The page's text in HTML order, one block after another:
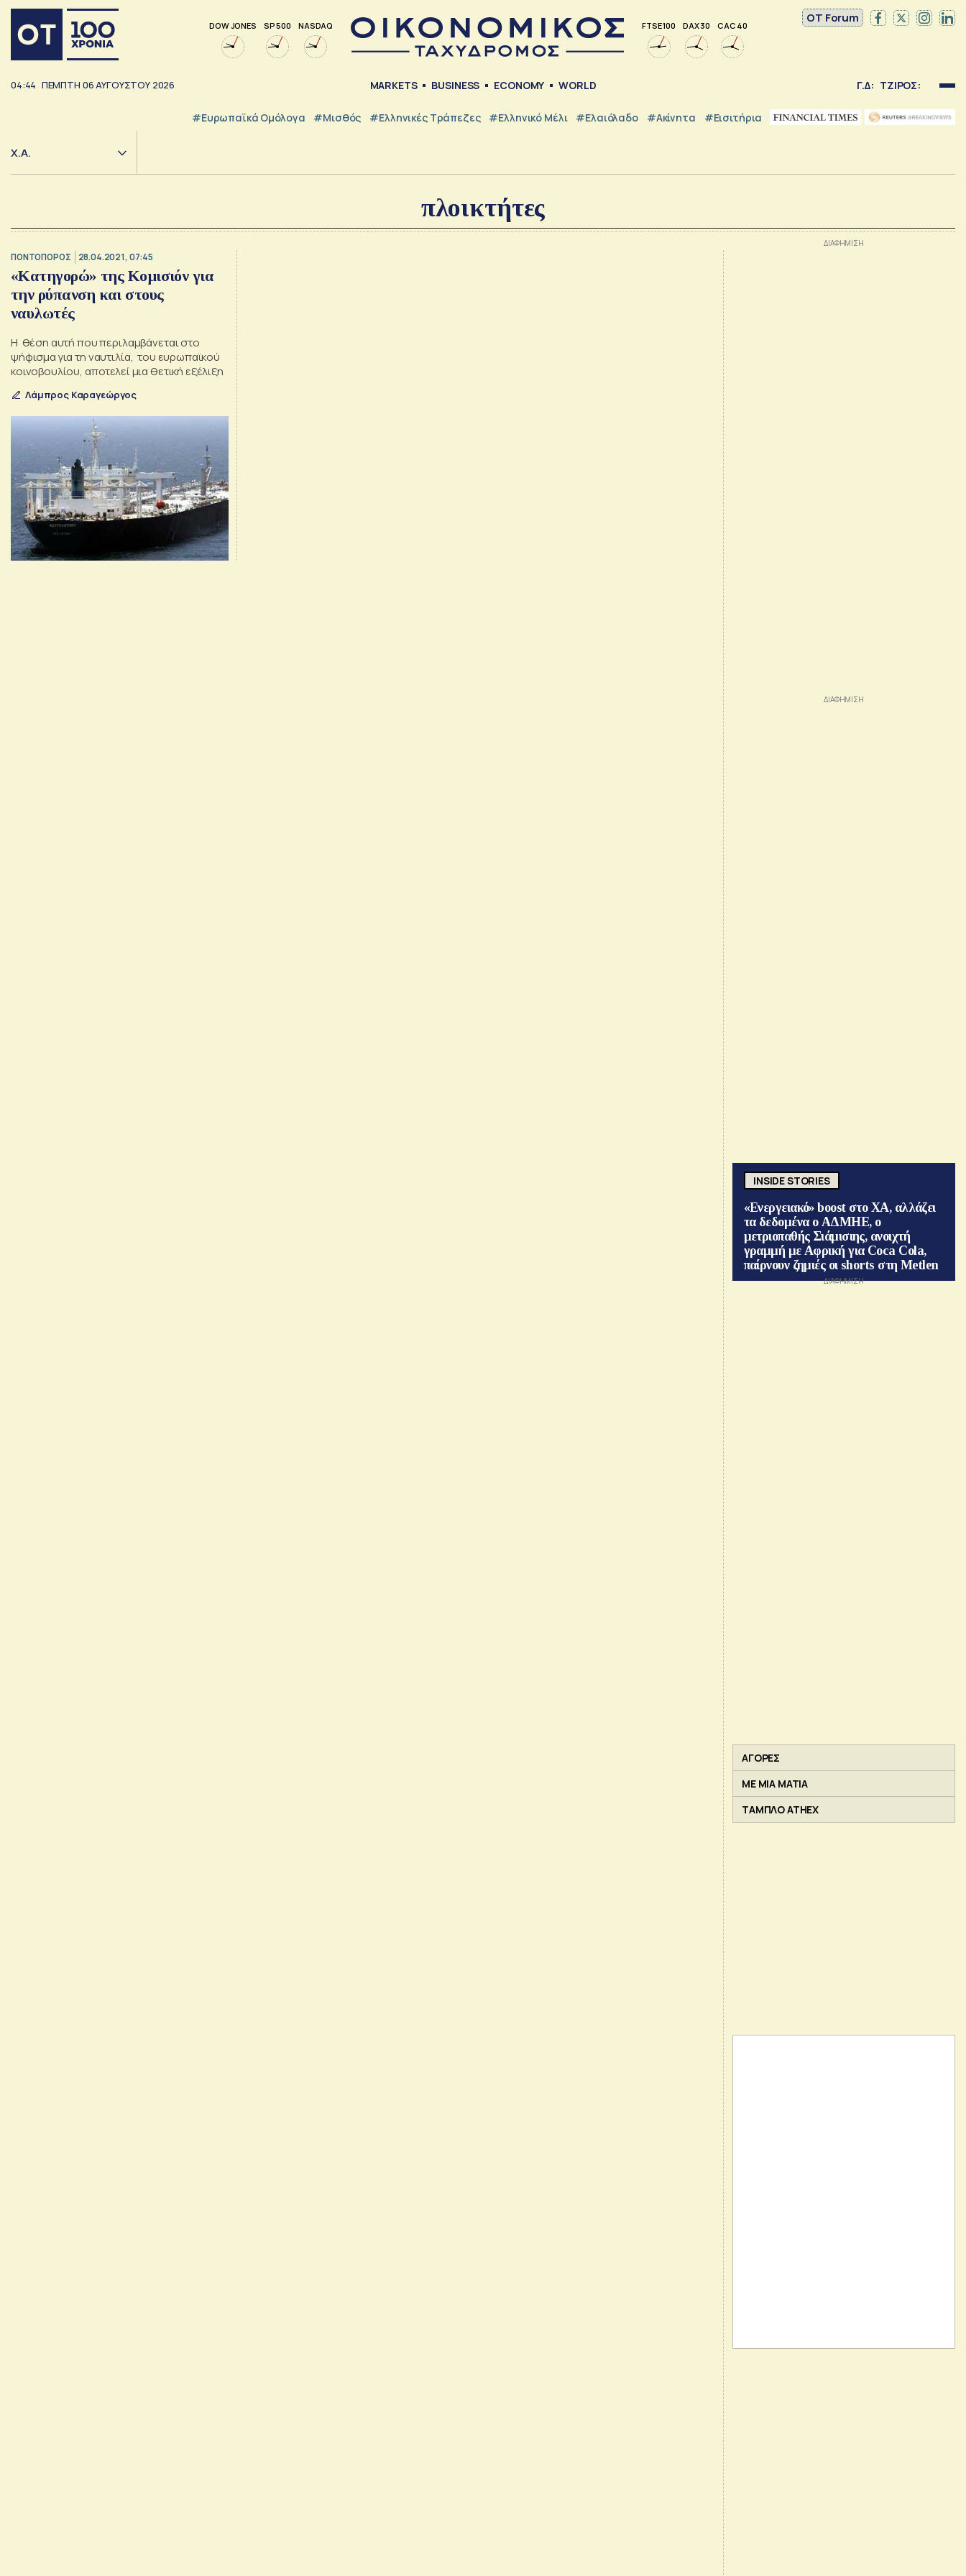
DOW JONES SP 500 NASDAQ FTSE 100 DAX 30 CAC 40
OT Forum
04:44 ΠΕΜΠΤΗ 06ΑΥΓΟΥΣΤΟΥ 2026 MARKETS BUSINESS ECONOMY WORLD Γ.Δ: ΤΖΙΡΟΣ:
#Ευρωπαϊκά Ομόλογα #Μισθός #ελληνικές Τράπεζες #Ελληνικό Μέλι #Ελαιόλαδο #Ακίνητα #εισιτήρια
Χ.Α.
πλοικτήτες
ΠΟΝΤΟΠΟΡΟΣ 28.04.2021, 07:45
«Κατηγορώ» της Κομισιόν για
την ρύπανση και στους
ναυλωτές
Η θέση αυτή που περιλαμβάνεται στο
ψήφισμα για τη ναυτιλία, του ευρωπαϊκού
κοινοβουλίου, αποτελεί μια θετική εξέλιξη
Λάμπρος Καραγεώργος
INSIDE STORIES
«Ενεργειακό» boost στο ΧΑ, αλλάζει
τα δεδομένα ο ΑΔΜΗΕ, ο
μετριοπαθής Σιάμισιης, ανοιχτή
γραμμή με Αφρική για Coca Cola,
παίρνουν ζημιές οι shorts στη Metlen
ΑΓΟΡΕΣ
ΜΕ ΜΙΑ ΜΑΤΙΑ
ΤΑΜΠΛΟ ATHEX